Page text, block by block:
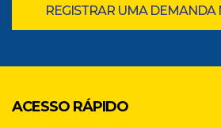
REGISTRAR UMA DEMANDA
ACESSO RÁPIDO